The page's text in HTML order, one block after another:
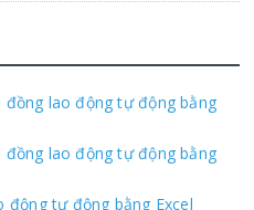
đồng lao động tự động bằng
đồng lao động tự động bằng
động tự động bằng Excel